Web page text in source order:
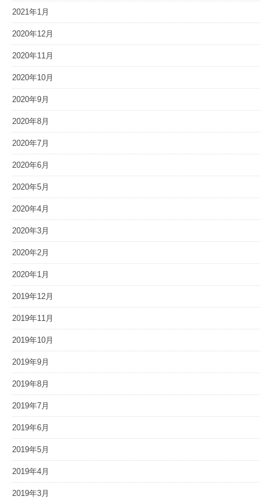
2021年1月
2020年12月
2020年11月
2020年10月
2020年9月
2020年8月
2020年7月
2020年6月
2020年5月
2020年4月
2020年3月
2020年2月
2020年1月
2019年12月
2019年11月
2019年10月
2019年9月
2019年8月
2019年7月
2019年6月
2019年5月
2019年4月
2019年3月